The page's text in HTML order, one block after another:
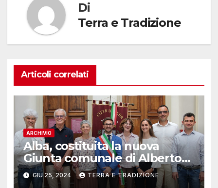
Di
Terra e Tradizione
Articoli correlati
ARCHIVIO
Alba, costituita la nuova
Giunta comunale di Alberto
Gatto
GIU 25, 2024 TERRA E TRADIZIONE